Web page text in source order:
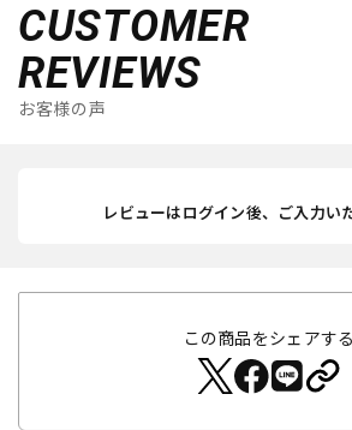
CUSTOMER
REVIEWS
お客様の声
レビューはログイン後、ご入力い
この商品をシェアする